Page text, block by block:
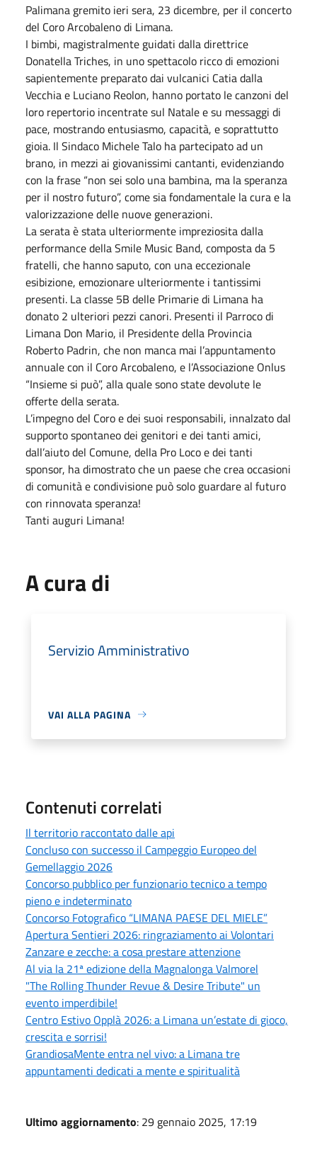
Palimana gremito ieri sera, 23 dicembre, per il concerto
del Coro Arcobaleno di Limana.
I bimbi, magistralmente guidati dalla direttrice
Donatella Triches, in uno spettacolo ricco di emozioni
sapientemente preparato dai vulcanici Catia dalla
Vecchia e Luciano Reolon, hanno portato le canzoni del
loro repertorio incentrate sul Natale e su messaggi di
pace, mostrando entusiasmo, capacità, e soprattutto
gioia. Il Sindaco Michele Talo ha partecipato ad un
brano, in mezzi ai giovanissimi cantanti, evidenziando
con la frase “non sei solo una bambina, ma la speranza
per il nostro futuro”, come sia fondamentale la cura e la
valorizzazione delle nuove generazioni.
La serata è stata ulteriormente impreziosita dalla
performance della Smile Music Band, composta da 5
fratelli, che hanno saputo, con una eccezionale
esibizione, emozionare ulteriormente i tantissimi
presenti. La classe 5B delle Primarie di Limana ha
donato 2 ulteriori pezzi canori. Presenti il Parroco di
Limana Don Mario, il Presidente della Provincia
Roberto Padrin, che non manca mai l’appuntamento
annuale con il Coro Arcobaleno, e l’Associazione Onlus
“Insieme si può”, alla quale sono state devolute le
offerte della serata.
L’impegno del Coro e dei suoi responsabili, innalzato dal
supporto spontaneo dei genitori e dei tanti amici,
dall’aiuto del Comune, della Pro Loco e dei tanti
sponsor, ha dimostrato che un paese che crea occasioni
di comunità e condivisione può solo guardare al futuro
con rinnovata speranza!
Tanti auguri Limana!
A cura di
Servizio Amministrativo
VAI ALLA PAGINA
Contenuti correlati
Il territorio raccontato dalle api
Concluso con successo il Campeggio Europeo del
Gemellaggio 2026
Concorso pubblico per funzionario tecnico a tempo
pieno e indeterminato
Concorso Fotografico “LIMANA PAESE DEL MIELE”
Apertura Sentieri 2026: ringraziamento ai Volontari
Zanzare e zecche: a cosa prestare attenzione
Al via la 21ª edizione della Magnalonga Valmorel
"The Rolling Thunder Revue & Desire Tribute" un
evento imperdibile!
Centro Estivo Opplà 2026: a Limana un’estate di gioco,
crescita e sorrisi!
GrandiosaMente entra nel vivo: a Limana tre
appuntamenti dedicati a mente e spiritualità
Ultimo aggiornamento: 29 gennaio 2025, 17:19